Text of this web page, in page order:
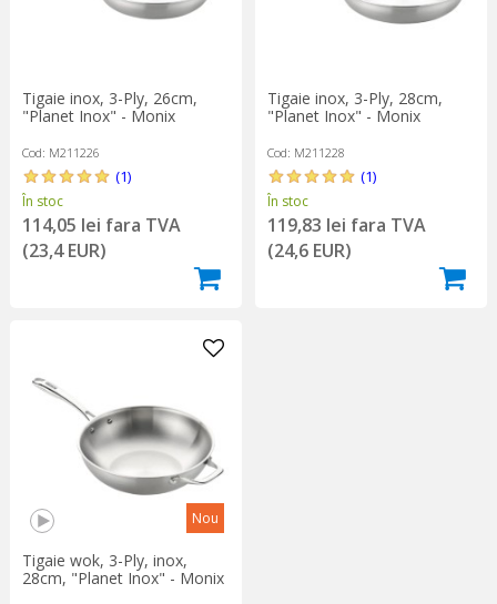
Tigaie inox, 3-Ply, 26cm,
"Planet Inox" - Monix
Cod: M211226
(1)
În stoc
114,05 lei fara TVA
(23,4 EUR)
Tigaie inox, 3-Ply, 28cm,
"Planet Inox" - Monix
Cod: M211228
(1)
În stoc
119,83 lei fara TVA
(24,6 EUR)
Nou
Tigaie wok, 3-Ply, inox,
28cm, "Planet Inox" - Monix